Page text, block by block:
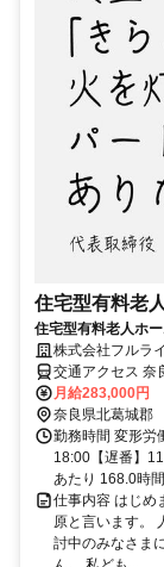
住宅型有料老
住宅型有料老人ホ
のスキルアップを
ト◎
株式会社フルラ
交通アクセス 奈
月給283,000円
奈良県北葛城郡
勤務時間 変形労
18:00【遅番】
あたり 168.0時
仕事内容 はじめ
原と言います。
討中のみなさま